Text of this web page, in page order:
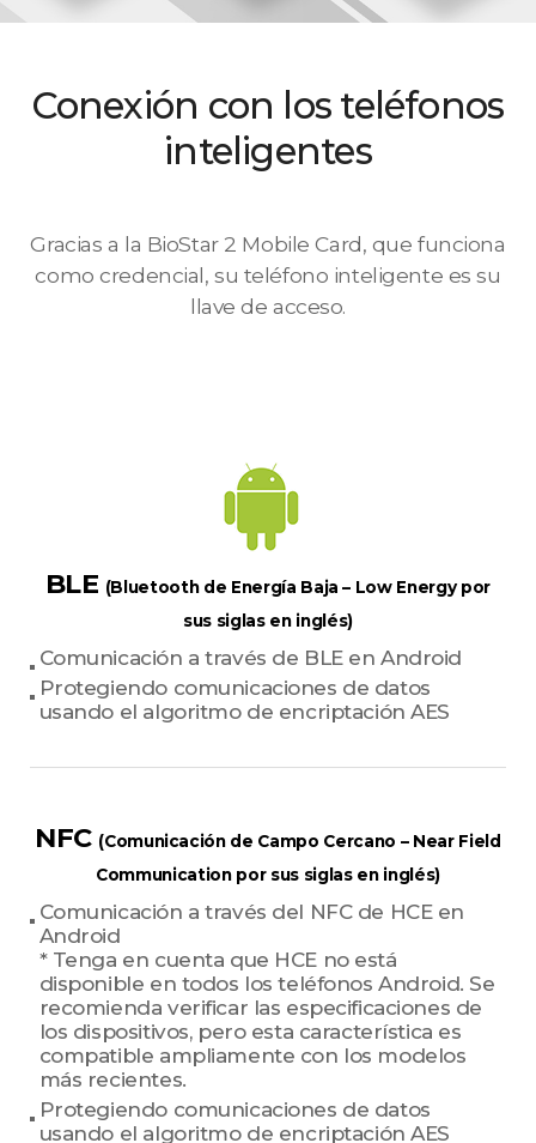
Conexión con los teléfonos
inteligentes
Gracias a la BioStar 2 Mobile Card, que funciona
como credencial, su teléfono inteligente es su
llave de acceso.
BLE (Bluetooth de Energía Baja – Low Energy por
sus siglas en inglés)
Comunicación a través de BLE en Android
Protegiendo comunicaciones de datos
usando el algoritmo de encriptación AES
NFC (Comunicación de Campo Cercano – Near Field
Communication por sus siglas en inglés)
Comunicación a través del NFC de HCE en
Android
* Tenga en cuenta que HCE no está
disponible en todos los teléfonos Android. Se
recomienda verificar las especificaciones de
los dispositivos, pero esta característica es
compatible ampliamente con los modelos
más recientes.
Protegiendo comunicaciones de datos
usando el algoritmo de encriptación AES